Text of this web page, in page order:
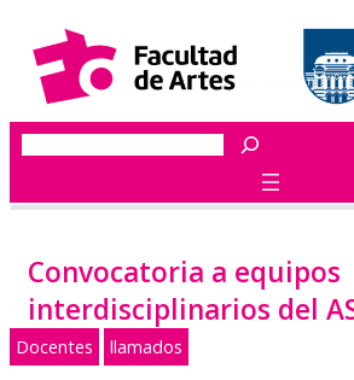
contenido
Buscar
Convocatoria a equipos
interdisciplinarios del
Docentes llamados